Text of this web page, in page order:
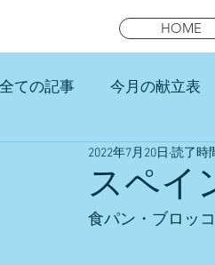
HOME
全ての記事 今月の献立表
未就園児スマイルキッズ
スペイ
2022年7月20日 読了時
食パン・ブロッ